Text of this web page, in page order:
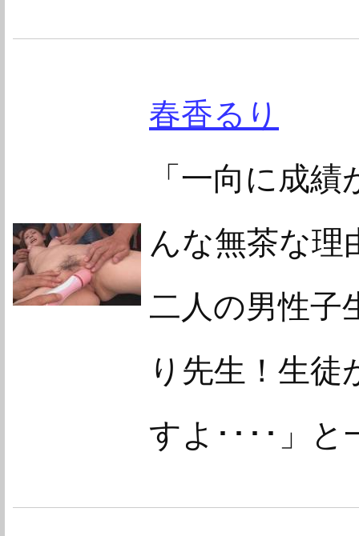
春香るり
「一向に成
んな無茶な理
二人の男性子
り先生！生
すよ････」